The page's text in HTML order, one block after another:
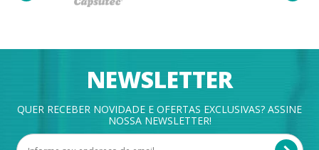
NEWSLETTER
QUER RECEBER NOVIDADE E OFERTAS EXCLUSIVAS? ASSINE
NOSSA NEWSLETTER!